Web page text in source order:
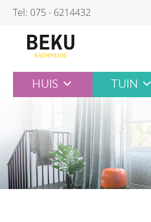
Skip
content
Tel: 075 - 6214432
HUIS TUIN